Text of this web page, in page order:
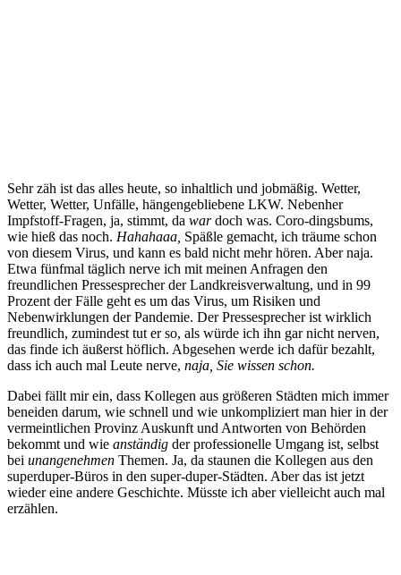
Sehr zäh ist das alles heute, so inhaltlich und jobmäßig. Wetter,
Wetter, Wetter, Unfälle, hängengebliebene LKW. Nebenher
Impfstoff-Fragen, ja, stimmt, da wardoch was. Coro-dingsbums,
wie hieß das noch. Hahahaaa, Späßle gemacht, ich träume schon
von diesem Virus, und kann es bald nicht mehr hören. Aber naja.
Etwa fünfmal täglich nerve ich mit meinen Anfragen den
freundlichen Pressesprecher der Landkreisverwaltung, und in 99
Prozent der Fälle geht es um das Virus, um Risiken und
Nebenwirklungen der Pandemie. Der Pressesprecher ist wirklich
freundlich, zumindest tut er so, als würde ich ihn gar nicht nerven,
das finde ich äußerst höflich. Abgesehen werde ich dafür bezahlt,
dass ich auch mal Leute nerve, naja, Sie wissen schon.
Dabei fällt mir ein, dass Kollegen aus größeren Städten mich immer
beneiden darum, wie schnell und wie unkompliziert man hier in der
vermeintlichen Provinz Auskunft und Antworten von Behörden
bekommt und wie anständig der professionelle Umgang ist, selbst
bei unangenehmen Themen. Ja, da staunen die Kollegen aus den
superduper-Büros in den super-duper-Städten. Aber das ist jetzt
wieder eine andere Geschichte. Müsste ich aber vielleicht auch mal
erzählen.